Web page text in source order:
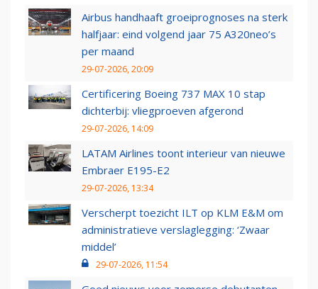
Airbus handhaaft groeiprognoses na sterk
halfjaar: eind volgend jaar 75 A320neo’s
per maand
29-07-2026, 20:09
Certificering Boeing 737 MAX 10 stap
dichterbij: vliegproeven afgerond
29-07-2026, 14:09
LATAM Airlines toont interieur van nieuwe
Embraer E195-E2
29-07-2026, 13:34
Verscherpt toezicht ILT op KLM E&M om
administratieve verslaglegging: ‘Zwaar
middel’
29-07-2026, 11:54